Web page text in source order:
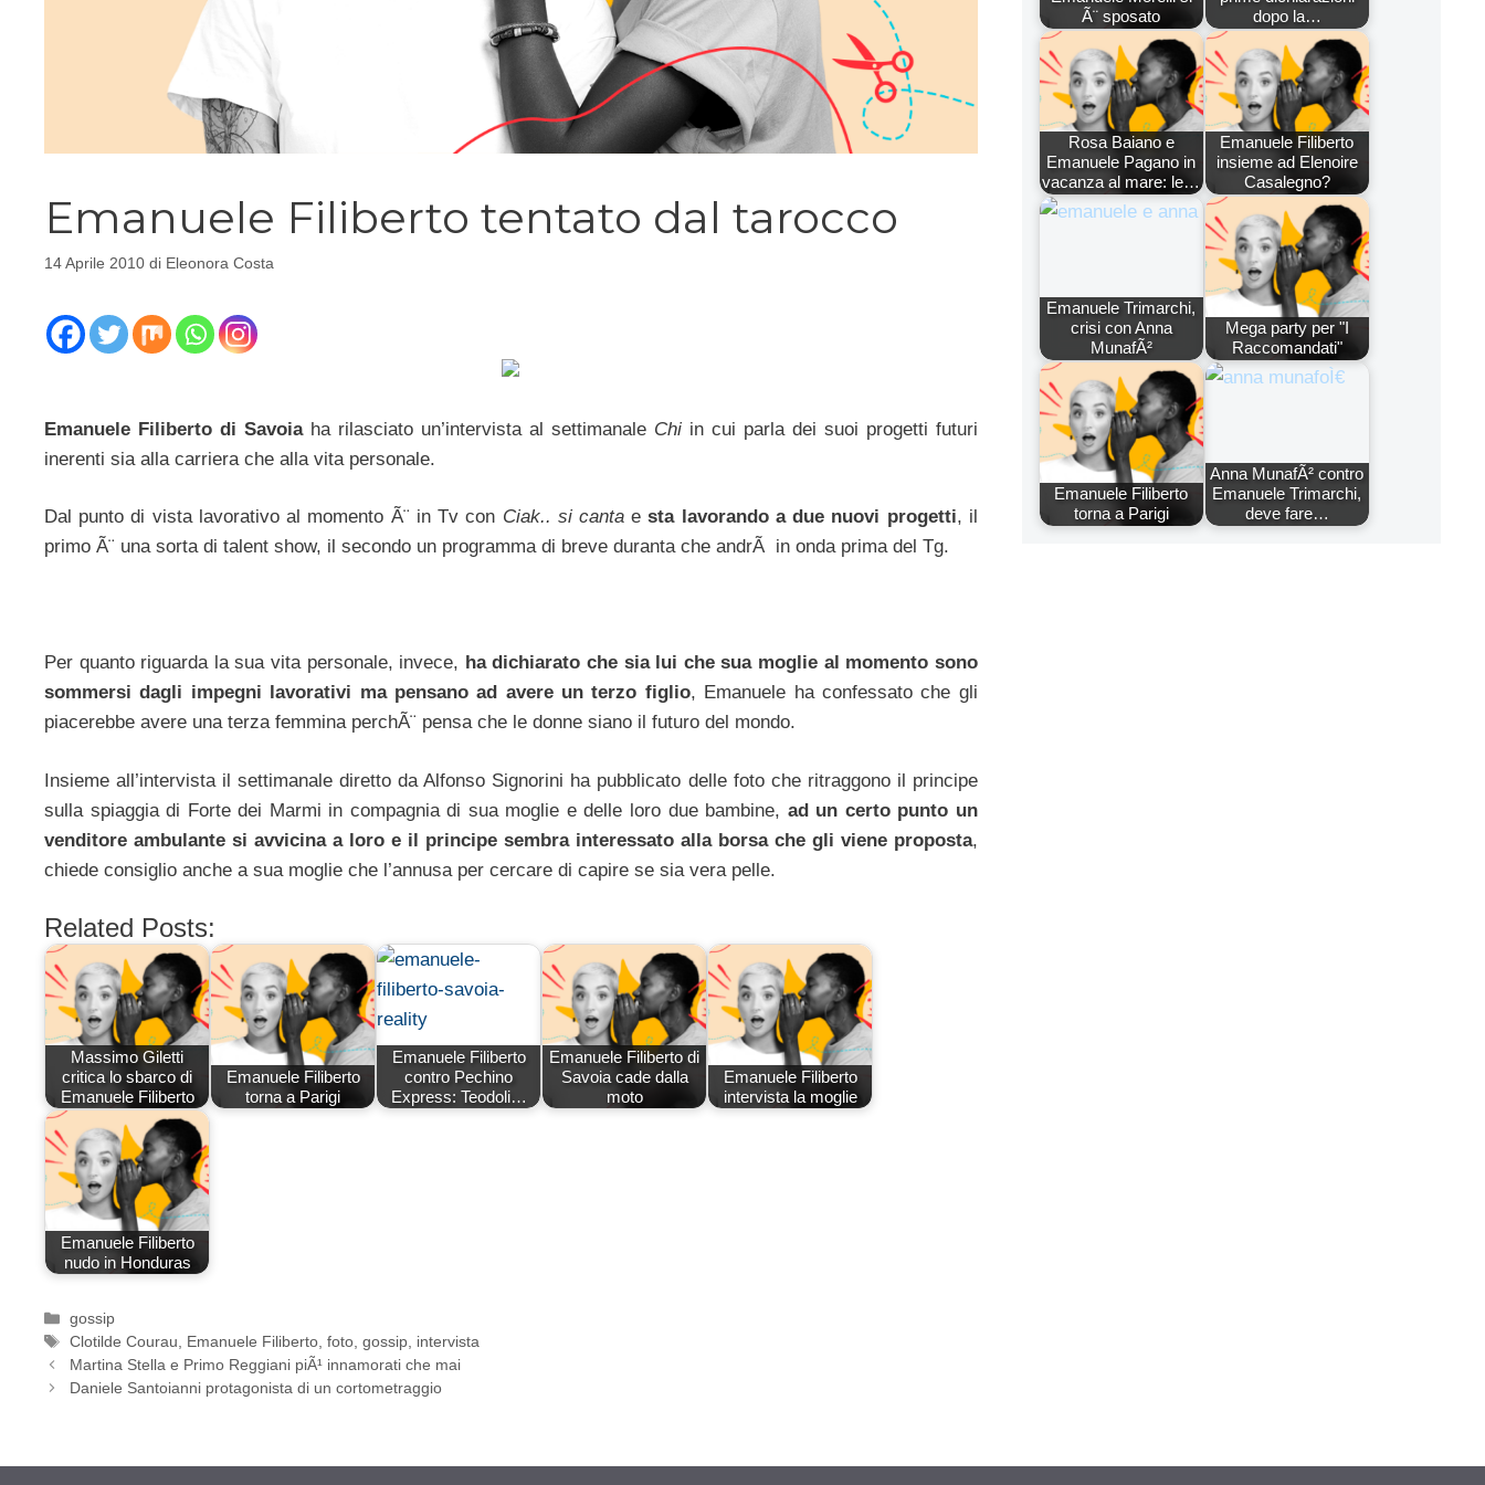
Emanuele Filiberto tentato dal tarocco
14 Aprile 2010 di Eleonora Costa
Emanuele Filiberto di Savoiaha rilasciato un’intervista al settimanale Chiin cui parla dei suoi progetti futuri
inerenti sia alla carriera che alla vita personale.
Dal punto di vista lavorativo al momento Ã¨ in Tv con Ciak.. si cantaesta lavorando a due nuovi progetti, il
primo Ã¨ una sorta di talent show, il secondo un programma di breve duranta che andrÃ in onda prima del Tg.
Per quanto riguarda la sua vita personale, invece, ha dichiarato che sia lui che sua moglie al momento sono
sommersi dagli impegni lavorativi ma pensano ad avere un terzo figlio, Emanuele ha confessato che gli
piacerebbe avere una terza femmina perchÃ¨ pensa che le donne siano il futuro del mondo.
Insieme all’intervista il settimanale diretto da Alfonso Signorini ha pubblicato delle foto che ritraggono il principe
sulla spiaggia di Forte dei Marmi in compagnia di sua moglie e delle loro due bambine, ad un certo punto un
venditore ambulante si avvicina a loro e il principe sembra interessato alla borsa che gli viene proposta,
chiede consiglio anche a sua moglie che l’annusa per cercare di capire se sia vera pelle.
Related Posts:
Massimo Giletti
critica lo sbarco di
Emanuele Filiberto
Emanuele Filiberto
torna a Parigi
Emanuele Filiberto
contro Pechino
Express: Teodoli…
Emanuele Filiberto di
Savoia cade dalla
moto
Emanuele Filiberto
intervista la moglie
Emanuele Filiberto
nudo in Honduras
Categorie
gossip
Tag
Clotilde Courau, Emanuele Filiberto,foto,gossip, intervista
Martina Stella e Primo Reggiani piÃ¹ innamorati che mai
Daniele Santoianni protagonista di un cortometraggio
Ã¨ sposato
dopo la…
Rosa Baiano e
Emanuele Pagano in
vacanza al mare: le…
Emanuele Filiberto
insieme ad Elenoire
Casalegno?
Emanuele Trimarchi,
crisi con Anna
MunafÃ²
Mega party per "I
Raccomandati"
Emanuele Filiberto
torna a Parigi
Anna MunafÃ² contro
Emanuele Trimarchi,
deve fare…